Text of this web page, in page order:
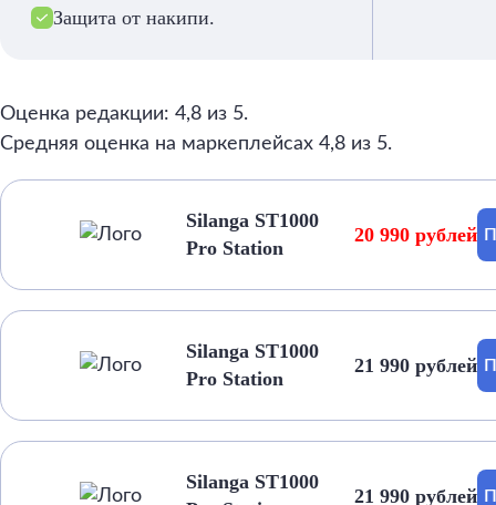
Защита от накипи.
Оценка редакции: 4,8 из 5.
Средняя оценка на маркеплейсах 4,8 из 5.
Silanga ST1000
Pro Station
20 990 рублей
Silanga ST1000
Pro Station
21 990 рублей
Silanga ST1000
21 990 рублей